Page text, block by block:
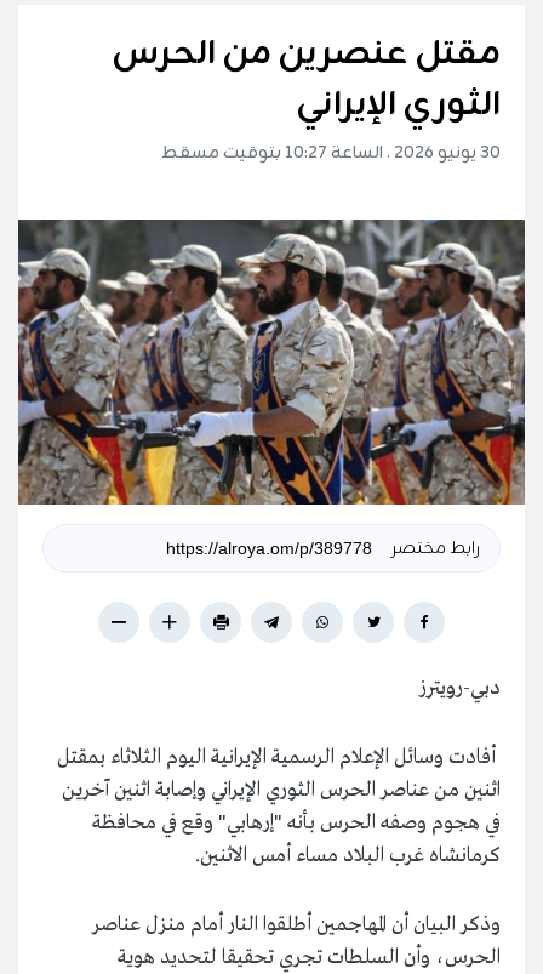
مقتل عنصرين من الحرس
الثوري الإيراني
30 يونيو 2026 . الساعة 10:27 بتوقيت مسقط
رابط مختصر
دبي-رويترز
أفادت وسائل الإعلام الرسمية الإيرانية اليوم الثلاثاء بمقتل
اثنين من عناصر الحرس الثوري الإيراني وإصابة اثنين آخرين
في هجوم وصفه الحرس بأنه "إرهابي" وقع في محافظة
كرمانشاه غرب البلاد مساء أمس الاثنين.
وذكر البيان أن المهاجمين أطلقوا النار أمام منزل عناصر
الحرس، وأن السلطات تجري تحقيقا لتحديد هوية